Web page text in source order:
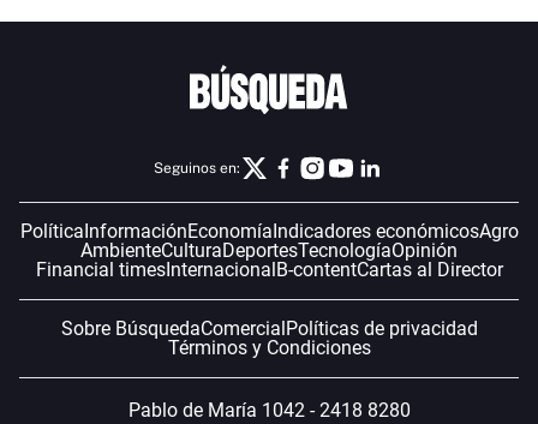
Seguinos en:
PolíticaInformaciónEconomíaIndicadores económicosAgro
AmbienteCulturaDeportesTecnologíaOpinión
Financial timesInternacionalB-contentCartas al Director
Sobre BúsquedaComercialPolíticas de privacidad
Términos y Condiciones
Pablo de María 1042 - 2418 8280